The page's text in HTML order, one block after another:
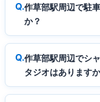
作草部駅周辺で駐
か？
作草部駅周辺でシ
タジオはあります